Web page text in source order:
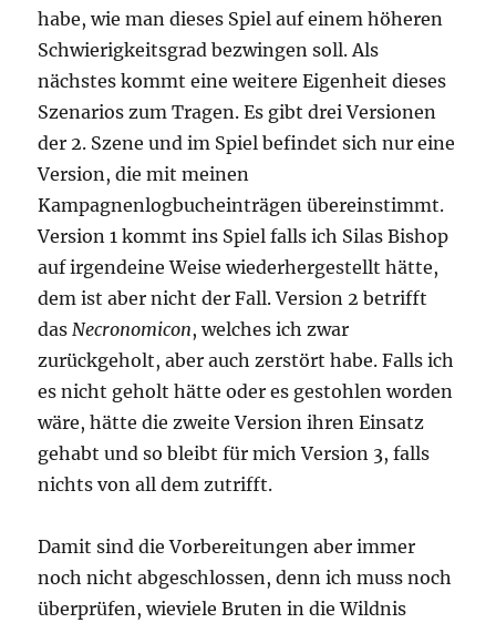
habe, wie man dieses Spiel auf einem höheren
Schwierigkeitsgrad bezwingen soll. Als
nächstes kommt eine weitere Eigenheit dieses
Szenarios zum Tragen. Es gibt drei Versionen
der 2. Szene und im Spiel befindet sich nur eine
Version, die mit meinen
Kampagnenlogbucheinträgen übereinstimmt.
Version 1 kommt ins Spiel falls ich Silas Bishop
auf irgendeine Weise wiederhergestellt hätte,
dem ist aber nicht der Fall. Version 2 betrifft
das Necronomicon, welches ich zwar
zurückgeholt, aber auch zerstört habe. Falls ich
es nicht geholt hätte oder es gestohlen worden
wäre, hätte die zweite Version ihren Einsatz
gehabt und so bleibt für mich Version 3, falls
nichts von all dem zutrifft.
Damit sind die Vorbereitungen aber immer
noch nicht abgeschlossen, denn ich muss noch
überprüfen, wieviele Bruten in die Wildnis